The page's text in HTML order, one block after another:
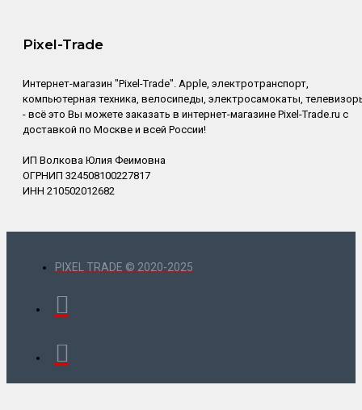
Pixel-Trade
Интернет-магазин "Pixel-Trade". Apple, электротранспорт,
компьютерная техника, велосипеды, электросамокаты,
- всё это Вы можете заказать в интернет-магазине Pixel-Trade.ru с
доставкой по Москве и всей России!
ИП Волкова Юлия Феимовна
ОГРНИП 324508100227817
ИНН 210502012682
PIXEL TRADE © 2020-2025